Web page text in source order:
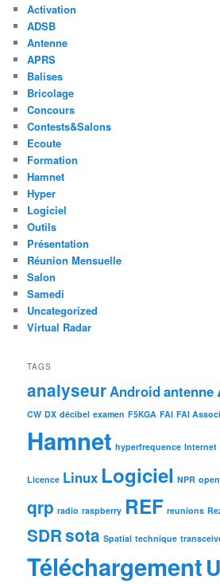
Activation
ADSB
Antenne
APRS
Balises
Bricolage
Concours
Contests&Salons
Ecoute
Formation
Hamnet
Hyper
Logiciel
Outils
Présentation
Réunion Mensuelle
Salon
Samedi
Uncategorized
Virtual Radar
TAGS
analyseurAndroidantenne
CW DX décibel examen F5KGA FAI FAI
Hamnet hyperfrequence Internet
Licence Linux Logiciel NPR
qrp radio raspberry REF reunions
SDRsota Spatial technique
Téléchargement